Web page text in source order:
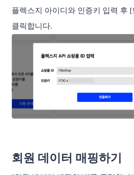
플렉스지 아이디와 인증키 입력 후
클릭합니다.
회원 데이터 매핑하기